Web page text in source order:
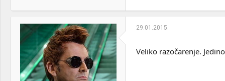
Name:
CPU & cooler:
Amd Phenom II x6 1055
t,Thermaltake Contac 21
Motherboard: 880 gm-e41 msi
RAM: 2x2 + 4gb
29.01.2015.
Veliko razočarenje.